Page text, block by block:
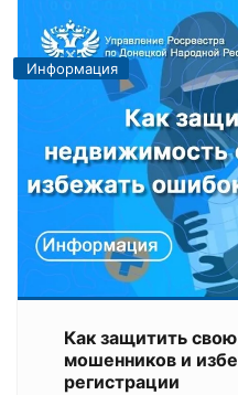
Информация
Как защитить
мошенников и
регистрации